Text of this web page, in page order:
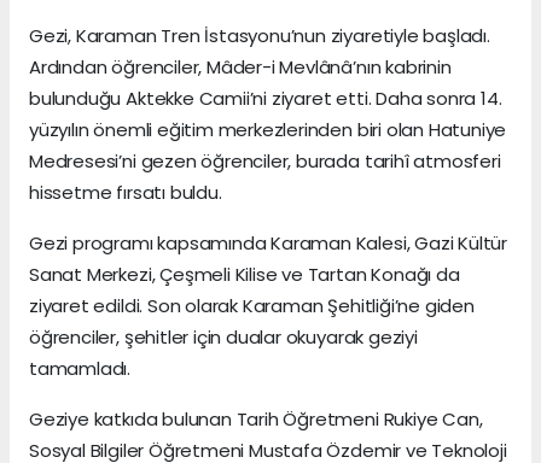
Gezi, Karaman Tren İstasyonu’nun ziyaretiyle başladı.
Ardından öğrenciler, Mâder-i Mevlânâ’nın kabrinin
bulunduğu Aktekke Camii’ni ziyaret etti. Daha sonra 14.
yüzyılın önemli eğitim merkezlerinden biri olan Hatuniye
Medresesi’ni gezen öğrenciler, burada tarihî atmosferi
hissetme fırsatı buldu.
Gezi programı kapsamında Karaman Kalesi, Gazi Kültür
Sanat Merkezi, Çeşmeli Kilise ve Tartan Konağı da
ziyaret edildi. Son olarak Karaman Şehitliği’ne giden
öğrenciler, şehitler için dualar okuyarak geziyi
tamamladı.
Geziye katkıda bulunan Tarih Öğretmeni Rukiye Can,
Sosyal Bilgiler Öğretmeni Mustafa Özdemir ve Teknoloji